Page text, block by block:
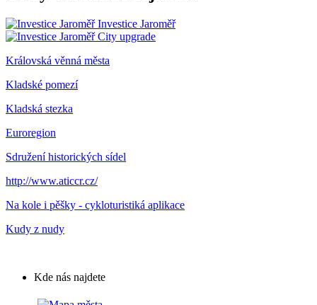
Investice Jaroměř
City upgrade
Královská věnná města
Kladské pomezí
Kladská stezka
Euroregion
Sdružení historických sídel
http://www.aticcr.cz/
Na kole i pěšky - cykloturistiká aplikace
Kudy z nudy
Kde nás najdete